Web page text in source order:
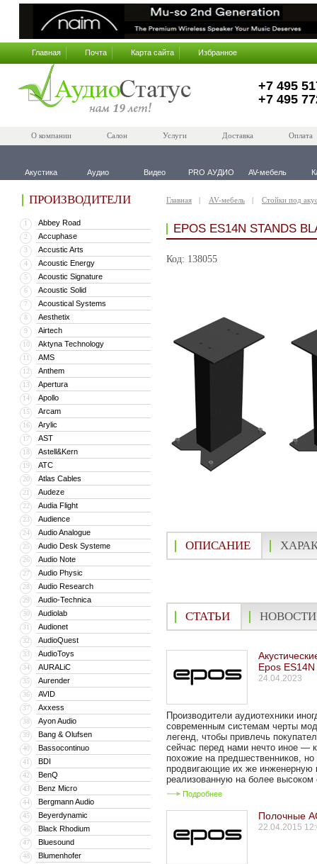
Главная Почта Карта сайта Избранное
+7 495
+7 495
О компании Салон Услуги Доставка Оплата
Акустика Аудио Видео PRO АУДИО AV-мебель
ПРОИЗВОДИТЕЛИ
1 Abbey Road
2 Accuphase
3 Accustic Arts
4 Acoustic Energy
5 Acoustic Signature
6 Acoustic Solid
7 Acoustical Systems
8 Aesthetix
9 Airtech
10 Aktyna Technology
11 AMS
12 Anthem
13 Apertura
14 Apollo
15 Arcam
16 Arylic
17 AST
18 Astell&Kern
19 ATC
20 Atlas Cables
21 Audeze
22 Audia Flight
23 Audience
24 Audio Analogue
25 Audio Desk Systeme
26 Audio Note
27 Audio Physic
28 Audio Research
29 Audio-Technica
30 Audiolab
31 Audionet
32 AudioQuest
33 AudioToys
34 AURALiC
35 Aurender
36 AVID
37 Axxess
38 Ayon Audio
39 Bang & Olufsen
40 Bassocontinuo
41 BDI
42 BenQ
43 Benz Micro
44 Bergmann Audio
45 Beyerdynamic
46 Black Rhodium
47 Bluesound
48 Blumenhofer
Главная AV-мебель Стойки под
EPOS ES14N STANDS
Код: 138055
ОПИСАНИЕ
СТАТЬИ НОВОСТИ
Epos ES14N
24.04.2023
Производители аудиотехники
современным системам черты
легенд, чтобы привлечь
сейчас перед нами нечто иное —
похожие на предшественников, но
продвигающие их же инженерную
реализованную на более высоком
Подробнее
Полочные
22.04.2015